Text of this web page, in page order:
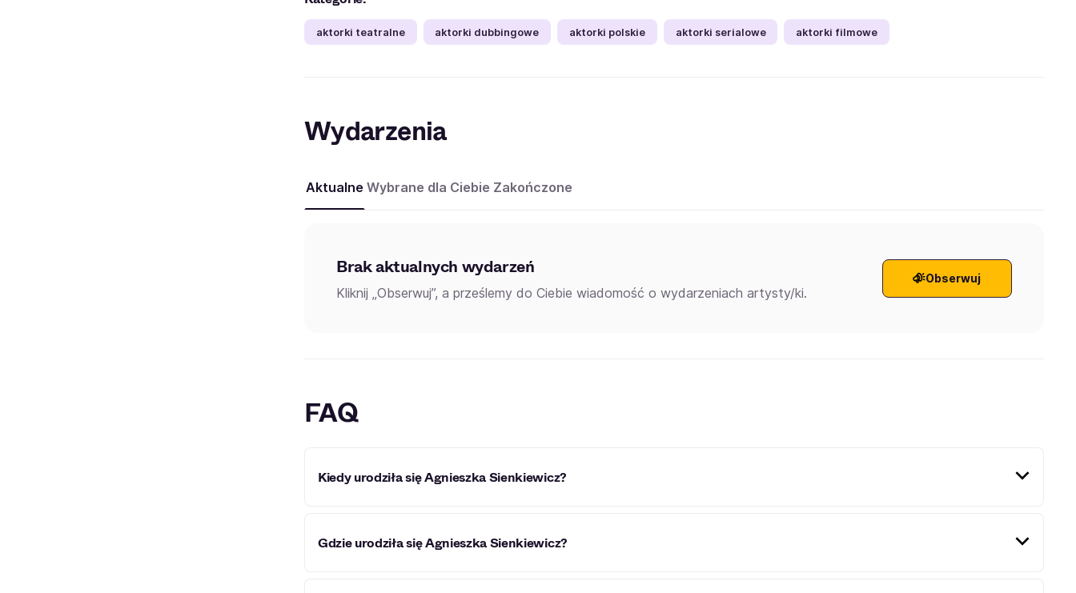
aktorki teatralne aktorki dubbingowe aktorki polskie aktorki serialowe aktorki filmowe
Wydarzenia
Aktualne Wybrane dla Ciebie Zakończone
Brak aktualnych wydarzeń
Kliknij „Obserwuj”, a prześlemy do Ciebie wiadomość o wydarzeniach artysty/ki.
Obserwuj
FAQ
Kiedy urodziła się Agnieszka Sienkiewicz?
Gdzie urodziła się Agnieszka Sienkiewicz?